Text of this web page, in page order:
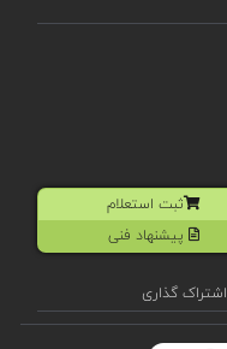
ثبت استعلام
پیشنهاد فنی
اشتراک گذاری